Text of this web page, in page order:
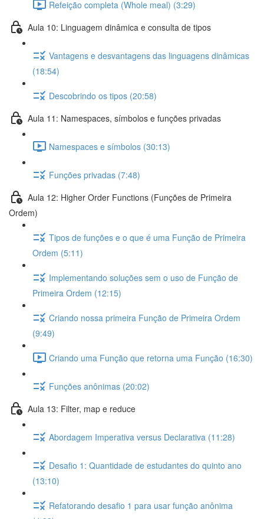
Refeição completa (Whole meal) (3:29)
Aula 10: Linguagem dinâmica e consulta de tipos
Vantagens e desvantagens das linguagens dinâmicas
(18:54)
Descobrindo os tipos (20:58)
Aula 11: Namespaces, símbolos e funções privadas
Namespaces e símbolos (30:13)
Funções privadas (7:48)
Aula 12: Higher Order Functions (Funções de Primeira
Ordem)
Tipos de funções e o que é uma Função de Primeira
Ordem (5:11)
Implementando soluções sem o uso de Função de
Primeira Ordem (12:15)
Criando nossa primeira Função de Primeira Ordem
(9:49)
Criando uma Função que retorna uma Função (16:30)
Funções anônimas (20:02)
Aula 13: Filter, map e reduce
Abordagem Imperativa versus Declarativa (11:28)
Desafio 1: Quantidade de estudantes do quinto ano
(13:10)
Refatorando desafio 1 para usar função anônima